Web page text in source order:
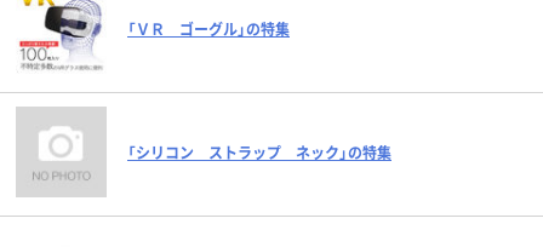
「ＶＲ ゴーグル」の特集
「シリコン ストラップ ネック」の特集